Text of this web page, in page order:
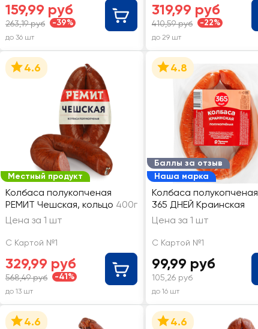
159,99 руб
263,19 руб -39%
до 36 шт
319,99 руб
410,59 руб -22%
до 29 шт
Местный продукт
4.6
Колбаса полукопченая
РЕМИТ Чешская, кольцо 400г
Цена за 1 шт
С Картой №1
329,99 руб
568,49 руб -41%
до 13 шт
Баллы за отзыв
Наша марка
4.8
Колбаса полукопченая
365 ДНЕЙ Краинская
Цена за 1 шт
С Картой №1
99,99 руб
105,26 руб
до 16 шт
4.6 4.6